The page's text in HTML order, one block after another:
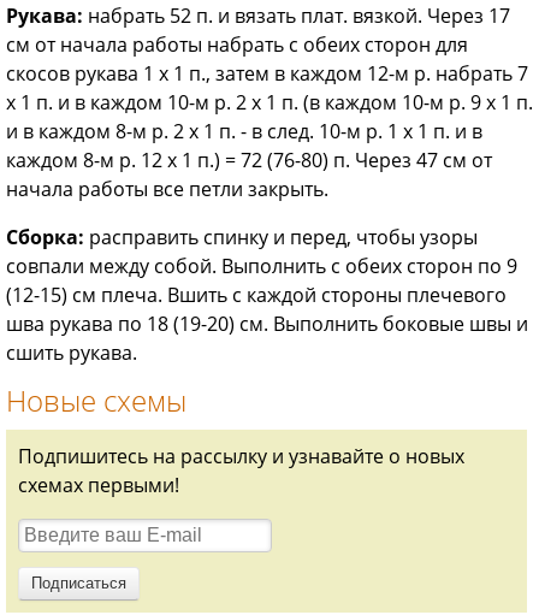
Рукава: набрать 52 п. и вязать плат. вязкой. Через 17
см от начала работы набрать с обеих сторон для
скосов рукава 1 х 1 п., затем в каждом 12-м р. набрать 7
х 1 п. и в каждом 10-м р. 2 х 1 п. (в каждом 10-м р. 9 х 1 п.
и в каждом 8-м р. 2 х 1 п. - в след. 10-м р. 1 х 1 п. и в
каждом 8-м р. 12 x 1 п.) = 72 (76-80) п. Через 47 см от
начала работы все петли закрыть.
Сборка: расправить спинку и перед, чтобы узоры
совпали между собой. Выполнить с обеих сторон по 9
(12-15) см плеча. Вшить с каждой стороны плечевого
шва рукава по 18 (19-20) см. Выполнить боковые швы и
сшить рукава.
Новые схемы
Подпишитесь на рассылку и узнавайте о новых
схемах первыми!